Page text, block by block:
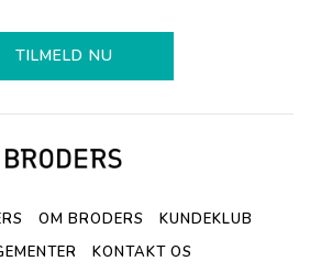
TILMELD NU
OM BRODERS
KUNDEKLUB
KONTAKT OS